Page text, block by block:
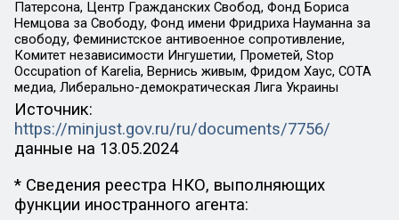
Патерсона, Центр Гражданских Свобод, Фонд Бориса
Немцова за Свободу, Фонд имени Фридриха Науманна за
свободу, Феминистское антивоенное сопротивление,
Комитет независимости Ингушетии, Прометей, Stop
Occupation of Karelia, Вернись живым, Фридом Хаус, СОТА
медиа, Либерально-демократическая Лига Украины
Источник:
https://minjust.gov.ru/ru/documents/7756/
данные на 13.05.2024
* Сведения реестра НКО, выполняющих
функции иностранного агента: